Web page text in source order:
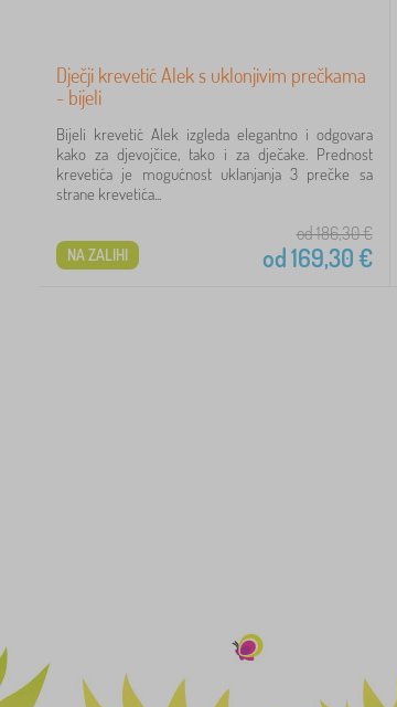
Dječji krevetić Alek s uklonjivim prečkama
- bijeli
Bijeli krevetić Alek izgleda elegantno i odgovara
kako za djevojčice, tako i za dječake. Prednost
krevetića je mogućnost uklanjanja 3 prečke sa
strane krevetića...
od 186,30€
od169,30€
NA ZALIHI